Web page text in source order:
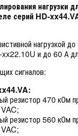
нагрузки
серий HD-
нагрузкой
и до 60 А
сигналов:
резистор 470 кОм
резистор 560 кОм